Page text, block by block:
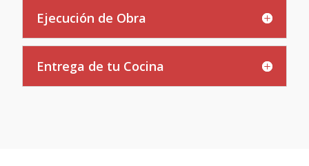
Ejecución de Obra
Entrega de tu Cocina